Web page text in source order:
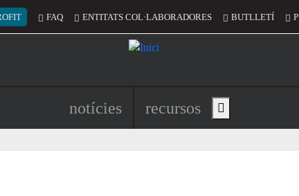
compte d'usuari
FAQ ENTITATS COL·LABORADORES BUTLLETÍ
Navegació principal de
notícies recursos Show main menu